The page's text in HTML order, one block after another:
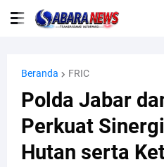
Beranda FRIC
Polda Jabar
Perkuat
Hutan serta